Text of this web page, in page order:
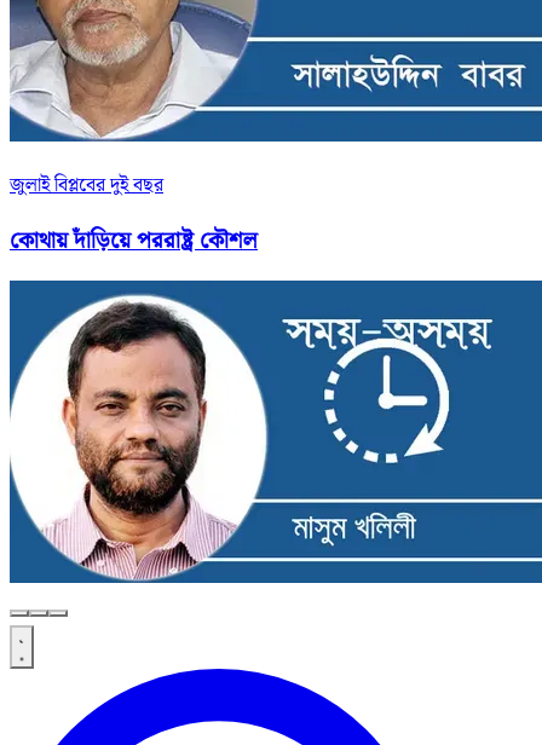
জুলাই বিপ্লবের দুই বছর
কোথায় দাঁড়িয়ে পররাষ্ট্র কৌশল